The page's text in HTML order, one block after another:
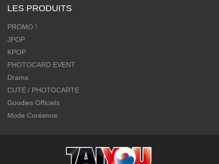
LES PRODUITS
PROMO !
JPOP
KPOP
PHOTOCARD EVENT
Drama
CUTE / PHOTOCARTE
Goodies Officiels
Mode Coréenne